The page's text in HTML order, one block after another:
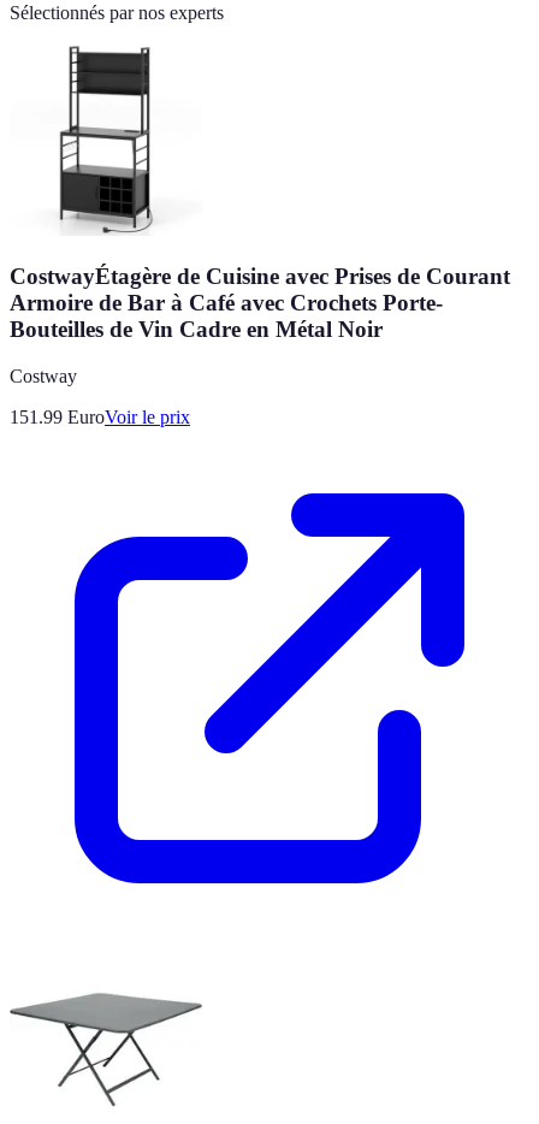
Sélectionnés par nos experts
CostwayÉtagère de Cuisine avec Prises de Courant
Armoire de Bar à Café avec Crochets Porte-
Bouteilles de Vin Cadre en Métal Noir
Costway
151.99 EuroVoir le prix